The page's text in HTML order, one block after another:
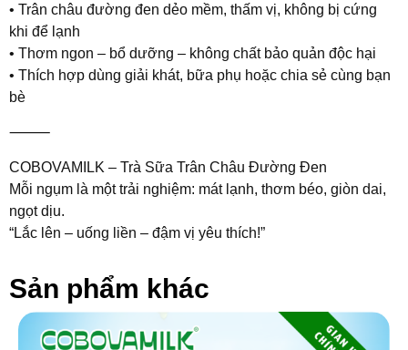
• Trân châu đường đen dẻo mềm, thấm vị, không bị cứng
khi để lạnh
• Thơm ngon – bổ dưỡng – không chất bảo quản độc hại
• Thích hợp dùng giải khát, bữa phụ hoặc chia sẻ cùng bạn
bè
⸻
COBOVAMILK – Trà Sữa Trân Châu Đường Đen
Mỗi ngụm là một trải nghiệm: mát lạnh, thơm béo, giòn dai,
ngọt dịu.
“Lắc lên – uống liền – đậm vị yêu thích!”
Sản phẩm khác